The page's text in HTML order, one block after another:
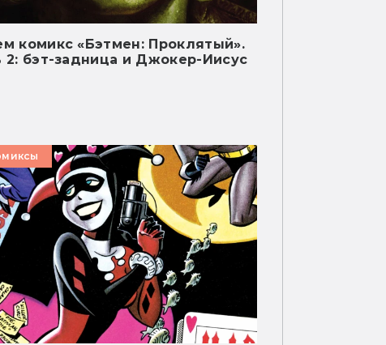
комикс «Бэтмен: Проклятый».
2: бэт-задница и Джокер-Иисус